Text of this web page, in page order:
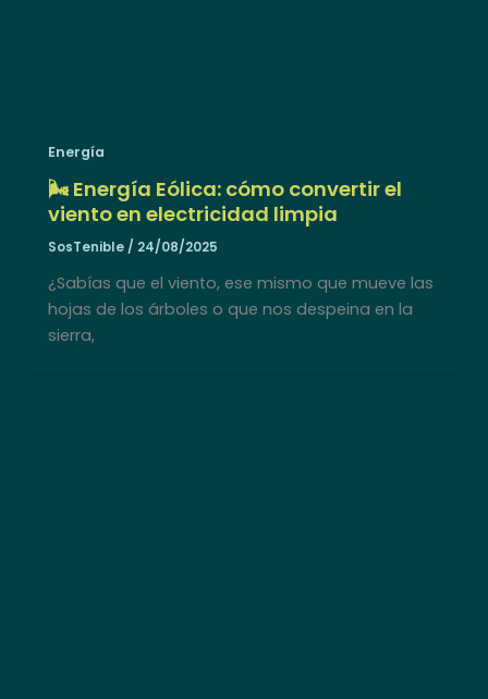
Energía
🌬️ Energía Eólica: cómo convertir el
viento en electricidad limpia
SosTenible/ 24/08/2025
¿Sabías que el viento, ese mismo que mueve las
hojas de los árboles o que nos despeina en la
sierra,